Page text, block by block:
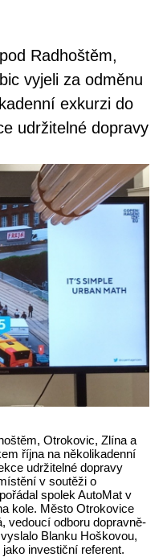
Radhoštěm,
vyjeli za odměnu
exkurzi do
udržitelné dopravy
Otrokovic, Zlína a
října na několikadenní
udržitelné dopravy
v soutěži o
spolek AutoMat v
kole. Město Otrokovice
vedoucí odboru dopravně-
Blanku Hoškovou,
investiční referent.